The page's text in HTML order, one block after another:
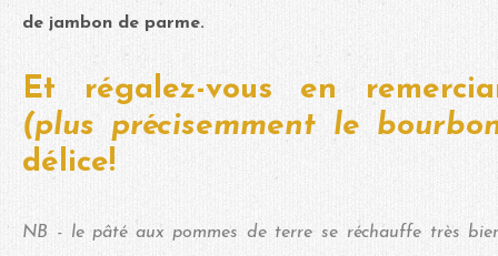
de jambon de parme.
Et régalez-vous en
(plus précisemment le
délice!
NB - le pâté aux pommes de terre se réchauffe très